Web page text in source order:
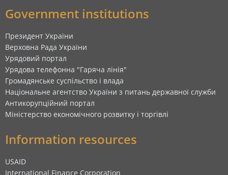
Government institutions
Президент України
Верховна Рада України
Урядовий портал
Урядова телефонна "Гаряча лінія"
Громадянське суспільство і влада
Національне агентство України з питань державної служби
Антикорупційний портал
Міністерство економічного розвитку і торгівлі
Information resources
USAID
International Finance Corporation